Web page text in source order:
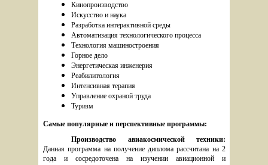
Кинопроизводство
Искусство и наука
Разработка интерактивной среды
Автоматизация технологического процесса
Технология машиностроения
Горное дело
Энергетическая инженерия
Реабилитология
Интенсивная терапия
Управление охраной труда
Туризм
Самые популярные и перспективные программы:
Данная программа на получение диплома рассчитана на 2
года и сосредоточена на изучении авиационной и